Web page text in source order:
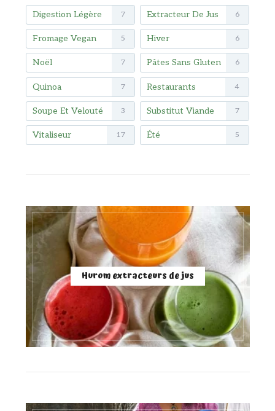
Digestion Légère 7 Extracteur De Jus 6
Fromage Vegan 5 Hiver 6
Noël 7 Pâtes Sans Gluten 6
Quinoa 7 Restaurants 4
Soupe Et Velouté 3 Substitut Viande 7
Vitaliseur 17 Été 5
Hurom extracteurs de jus